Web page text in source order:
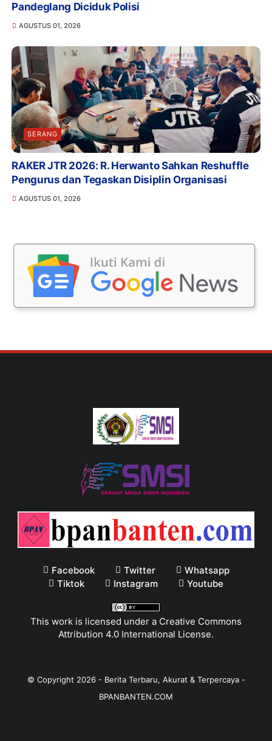
Pandeglang Diciduk Polisi
AGUSTUS 01, 2026
SERANG
RAKER JTR 2026: R. Herwanto Sahkan Reshuffle
Pengurus dan Tegaskan Disiplin Organisasi
AGUSTUS 01, 2026
Facebook Twitter
Whatsapp
Tiktok
Instagram Youtube
This work is licensed under a Creative Commons
Attribution 4.0 International License.
© Copyright 2026- Berita Terbaru, Akurat & Terpercaya -
BPANBANTEN.COM